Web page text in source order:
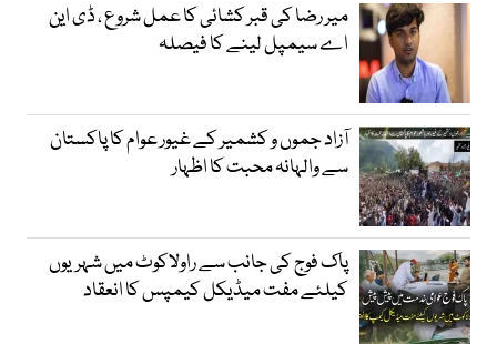
میر رضا کی قبر کشائی کا عمل شروع ، ڈی این
اے سیمپل لینے کا فیصلہ
آزاد جموں و کشمیر کے غیور عوام کا پاکستان
سے والہانہ محبت کا اظہار
پاک فوج کی جانب سے راولاکوٹ میں شہریوں
کیلئے مفت میڈیکل کیمپس کا انعقاد